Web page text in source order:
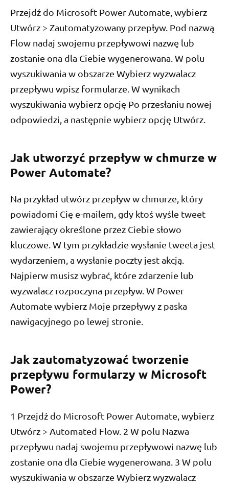
Przejdź do Microsoft Power Automate, wybierz
Utwórz > Zautomatyzowany przepływ. Pod nazwą
Flow nadaj swojemu przepływowi nazwę lub
zostanie ona dla Ciebie wygenerowana. W polu
wyszukiwania w obszarze Wybierz wyzwalacz
przepływu wpisz formularze. W wynikach
wyszukiwania wybierz opcję Po przesłaniu nowej
odpowiedzi, a następnie wybierz opcję Utwórz.
Jak utworzyć przepływ w chmurze w
Power Automate?
Na przykład utwórz przepływ w chmurze, który
powiadomi Cię e-mailem, gdy ktoś wyśle ​​tweet
zawierający określone przez Ciebie słowo
kluczowe. W tym przykładzie wysłanie tweeta jest
wydarzeniem, a wysłanie poczty jest akcją.
Najpierw musisz wybrać, które zdarzenie lub
wyzwalacz rozpoczyna przepływ. W Power
Automate wybierz Moje przepływy z paska
nawigacyjnego po lewej stronie.
Jak zautomatyzować tworzenie
przepływu formularzy w Microsoft
Power?
1 Przejdź do Microsoft Power Automate, wybierz
Utwórz > Automated Flow. 2 W polu Nazwa
przepływu nadaj swojemu przepływowi nazwę lub
zostanie ona dla Ciebie wygenerowana. 3 W polu
wyszukiwania w obszarze Wybierz wyzwalacz